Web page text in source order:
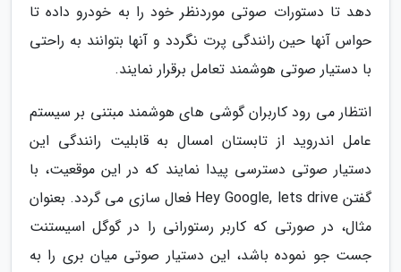
دهد تا دستورات صوتی موردنظر خود را به خودرو داده تا
حواس آنها حین رانندگی پرت نگردد و آنها بتوانند به راحتی
با دستیار صوتی هوشمند تعامل برقرار نمایند.
انتظار می رود کاربران گوشی های هوشمند مبتنی بر سیستم
عامل اندروید از تابستان امسال به قابلیت رانندگی این
دستیار صوتی دسترسی پیدا نمایند که در این موقعیت، با
گفتن Hey Google, lets drive فعال سازی می گردد. بعنوان
مثال، در صورتی که کاربر رستورانی را در گوگل اسیستنت
جست جو نموده باشد، این دستیار صوتی میان بری را به